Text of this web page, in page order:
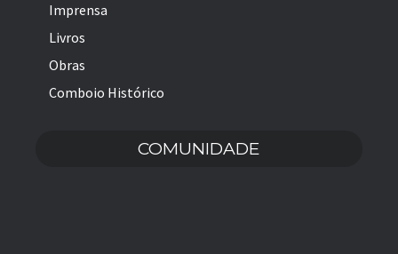
Imprensa
Livros
Obras
Comboio Histórico
COMUNIDADE